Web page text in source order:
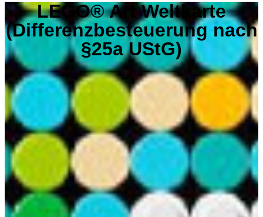
LEGO® Art Weltkarte
(Differenzbesteuerung nach
§25a UStG)